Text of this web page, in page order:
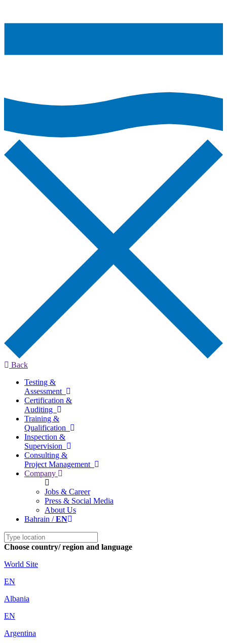
Back
Testing &
Assessment
Certification &
Auditing
Training &
Qualification
Inspection &
Supervision
Consulting &
Project Management
Company
Jobs & Career
Press & Social Media
About Us
Bahrain /EN
Choose country/ region and language
World Site
EN
Albania
EN
Argentina